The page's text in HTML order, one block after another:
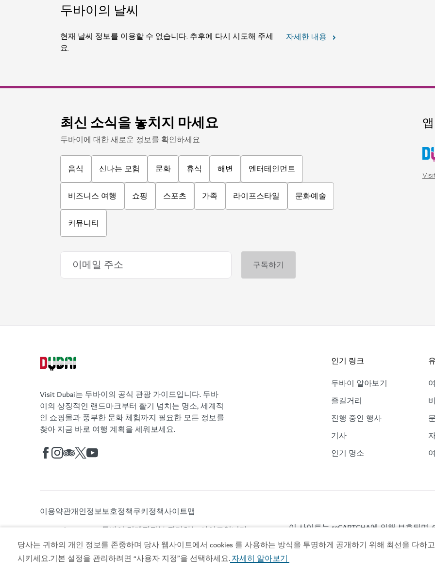
당사는 귀하의 개인 정보를 존중하며 당사 웹사이트에서 cookies 를 사용하는 방식을 투명하게 공개하기 위해 최선을 다하
시키세요.기본 설정을 관리하려면 “사용자 지정”을 선택하세요.자세히 알아보기
두바이의 날씨
현재 날씨 정보를 이용할 수 없습니다. 추후에 다시 시도해 주세
요.
자세한 내용
최신 소식을 놓치지 마세요
두바이에 대한 새로운 정보를 확인하세요
음식 신나는 모험 문화 휴식 해변 엔터테인먼트
비즈니스 여행 쇼핑 스포츠 가족 라이프스타일 문화예술
커뮤니티
Visit Dubai는 두바이의 공식 관광 가이드입니다. 두바
이의 상징적인 랜드마크부터 활기 넘치는 명소, 세계적
인 쇼핑몰과 풍부한 문화 체험까지 필요한 모든 정보를
찾아 지금 바로 여행 계획을 세워보세요.
인기 링크
두바이 알아보기
즐길거리
진행 중인 행사
기사
인기 명소
이용약관개인정보보호정책쿠키정책사이트맵
Copyright © 2026. 두바이 경제관광부 관리하는 사이트입니다.
이 사이트는 reCAPTCHA에 의해 보호되며,